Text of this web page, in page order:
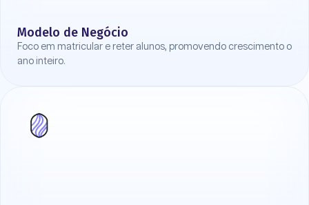
Modelo de Negócio
Foco em matricular e reter alunos, promovendo crescimento o
ano inteiro.